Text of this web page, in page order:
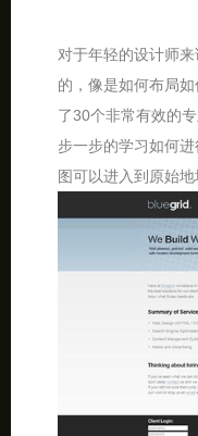
对于年轻的设计师
的，像是如何布局
了30个非常有效的
步一步的学习如何
图可以进入到原始地